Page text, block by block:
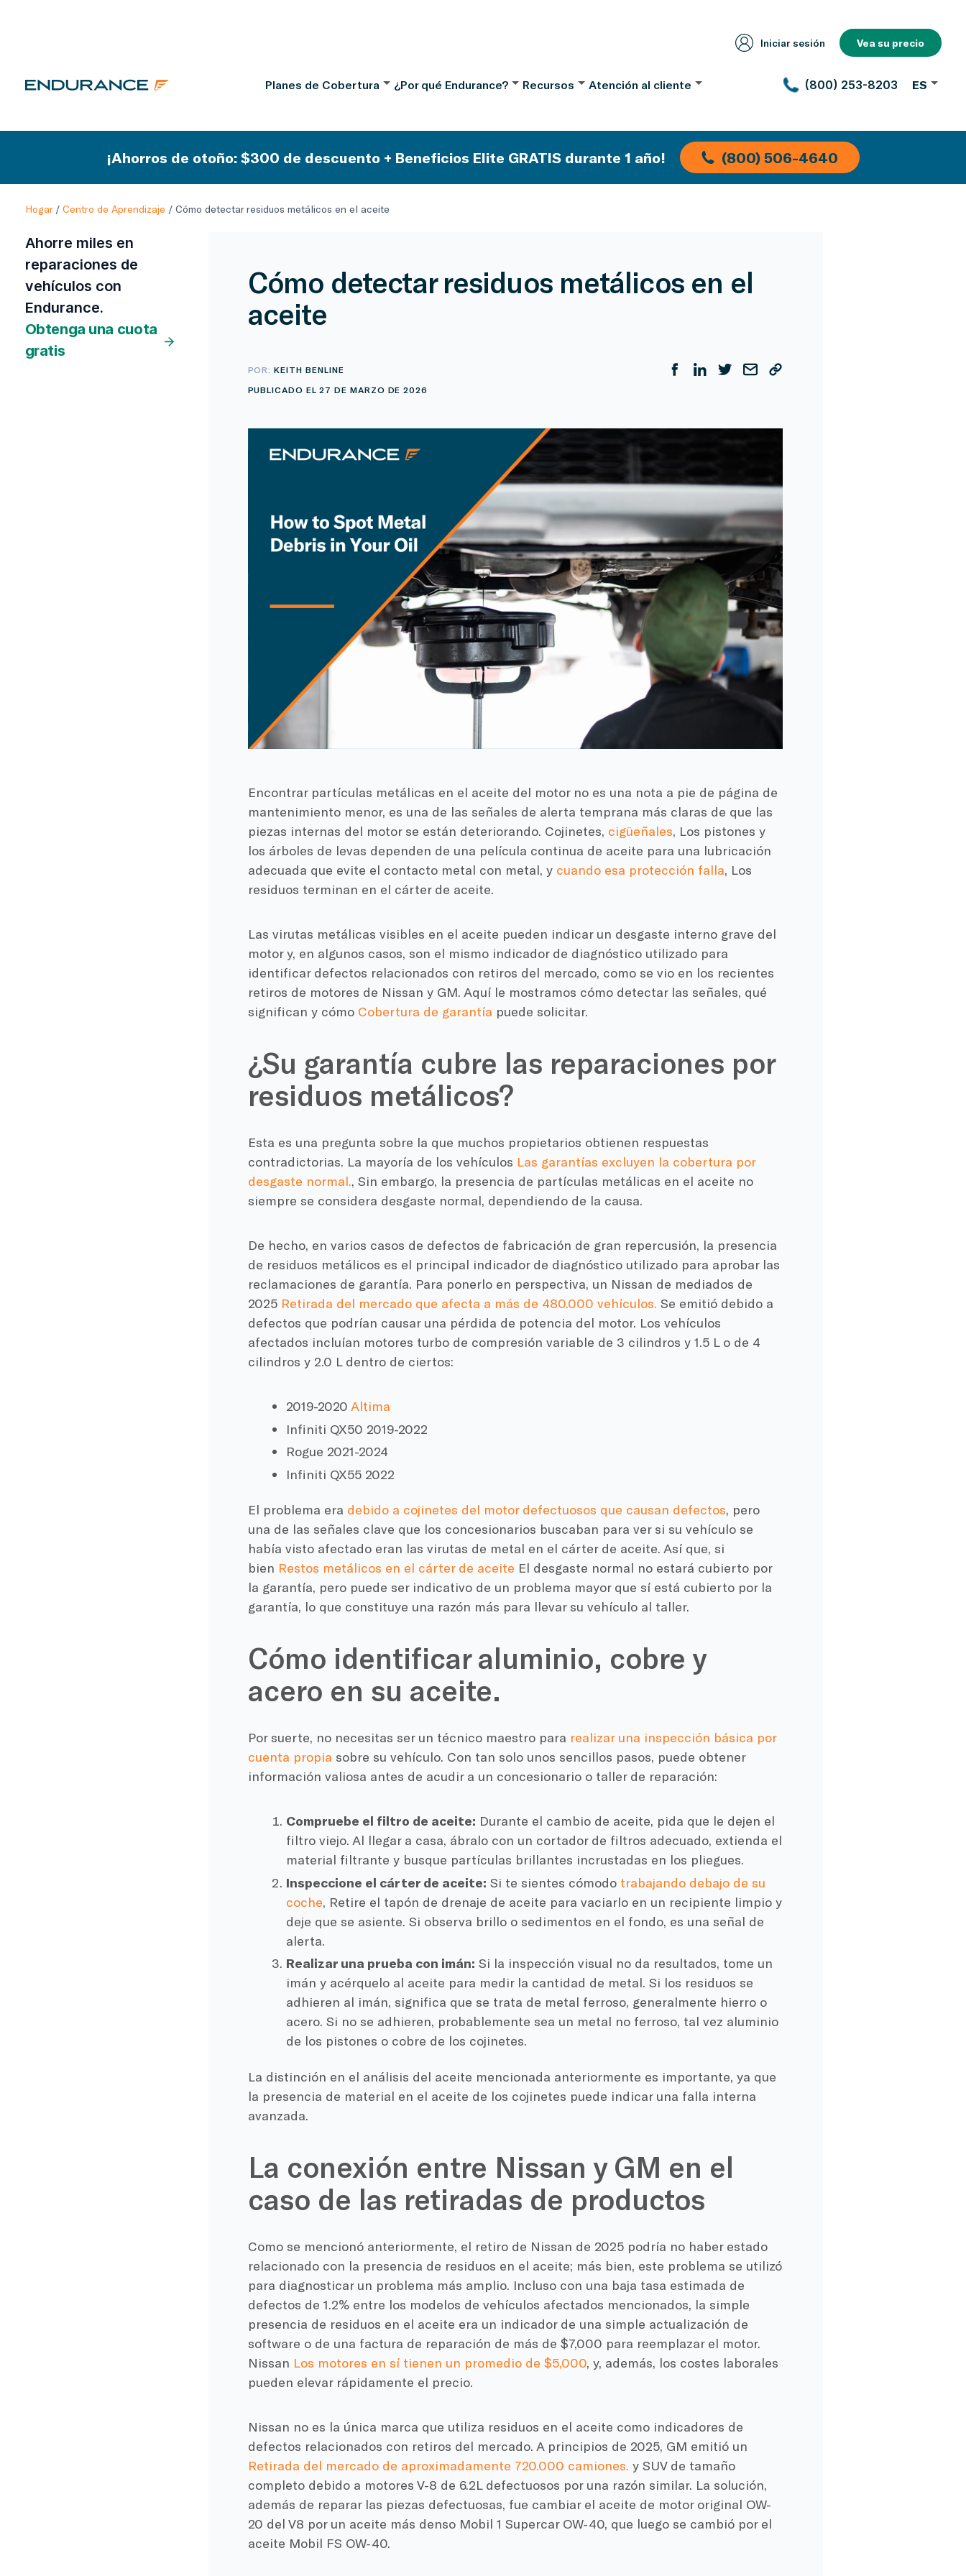
Iniciar sesión Vea su precio
Planes de Cobertura ¿Por qué Endurance? Recursos Atención al cliente (800) 253-8203 ES
¡Ahorros de otoño: $300 de descuento + Beneficios Elite GRATIS durante 1 año! (800) 506-4640
Hogar/ Centro de Aprendizaje / Cómo detectar residuos metálicos en el aceite
Ahorre miles en
reparaciones de
vehículos con
Endurance.
Obtenga una cuota
gratis
Cómo detectar residuos metálicos en el
aceite
POR:KEITH BENLINE
PUBLICADO EL 27 DE MARZO DE 2026
Encontrar partículas metálicas en el aceite del motor no es una nota a pie de página de
mantenimiento menor, es una de las señales de alerta temprana más claras de que las
piezas internas del motor se están deteriorando. Cojinetes, cigüeñales, Los pistones y
los árboles de levas dependen de una película continua de aceite para una lubricación
adecuada que evite el contacto metal con metal, y cuando esa protección falla, Los
residuos terminan en el cárter de aceite.
Las virutas metálicas visibles en el aceite pueden indicar un desgaste interno grave del
motor y, en algunos casos, son el mismo indicador de diagnóstico utilizado para
identificar defectos relacionados con retiros del mercado, como se vio en los recientes
retiros de motores de Nissan y GM. Aquí le mostramos cómo detectar las señales, qué
significan y cómo Cobertura de garantía puede solicitar.
¿Su garantía cubre las reparaciones por
residuos metálicos?
Esta es una pregunta sobre la que muchos propietarios obtienen respuestas
contradictorias. La mayoría de los vehículos Las garantías excluyen la cobertura por
desgaste normal., Sin embargo, la presencia de partículas metálicas en el aceite no
siempre se considera desgaste normal, dependiendo de la causa.
De hecho, en varios casos de defectos de fabricación de gran repercusión, la presencia
de residuos metálicos es el principal indicador de diagnóstico utilizado para aprobar las
reclamaciones de garantía. Para ponerlo en perspectiva, un Nissan de mediados de
2025 Retirada del mercado que afecta a más de 480.000 vehículos. Se emitió debido a
defectos que podrían causar una pérdida de potencia del motor. Los vehículos
afectados incluían motores turbo de compresión variable de 3 cilindros y 1.5 L o de 4
cilindros y 2.0 L dentro de ciertos:
2019-2020 Altima
Infiniti QX50 2019-2022
Rogue 2021-2024
Infiniti QX55 2022
El problema era debido a cojinetes del motor defectuosos que causan defectos, pero
una de las señales clave que los concesionarios buscaban para ver si su vehículo se
había visto afectado eran las virutas de metal en el cárter de aceite. Así que, si
bien Restos metálicos en el cárter de aceite El desgaste normal no estará cubierto por
la garantía, pero puede ser indicativo de un problema mayor que sí está cubierto por la
garantía, lo que constituye una razón más para llevar su vehículo al taller.
Cómo identificar aluminio, cobre y
acero en su aceite.
Por suerte, no necesitas ser un técnico maestro para realizar una inspección básica por
cuenta propia sobre su vehículo. Con tan solo unos sencillos pasos, puede obtener
información valiosa antes de acudir a un concesionario o taller de reparación:
Compruebe el filtro de aceite: Durante el cambio de aceite, pida que le dejen el
filtro viejo. Al llegar a casa, ábralo con un cortador de filtros adecuado, extienda el
material filtrante y busque partículas brillantes incrustadas en los pliegues.
Inspeccione el cárter de aceite: Si te sientes cómodo trabajando debajo de su
coche, Retire el tapón de drenaje de aceite para vaciarlo en un recipiente limpio y
deje que se asiente. Si observa brillo o sedimentos en el fondo, es una señal de
alerta.
Realizar una prueba con imán: Si la inspección visual no da resultados, tome un
imán y acérquelo al aceite para medir la cantidad de metal. Si los residuos se
adhieren al imán, significa que se trata de metal ferroso, generalmente hierro o
acero. Si no se adhieren, probablemente sea un metal no ferroso, tal vez aluminio
de los pistones o cobre de los cojinetes.
La distinción en el análisis del aceite mencionada anteriormente es importante, ya que
la presencia de material en el aceite de los cojinetes puede indicar una falla interna
avanzada.
La conexión entre Nissan y GM en el
caso de las retiradas de productos
Como se mencionó anteriormente, el retiro de Nissan de 2025 podría no haber estado
relacionado con la presencia de residuos en el aceite; más bien, este problema se utilizó
para diagnosticar un problema más amplio. Incluso con una baja tasa estimada de
defectos de 1.2% entre los modelos de vehículos afectados mencionados, la simple
presencia de residuos en el aceite era un indicador de una simple actualización de
software o de una factura de reparación de más de $7,000 para reemplazar el motor.
Nissan Los motores en sí tienen un promedio de $5,000, y, además, los costes laborales
pueden elevar rápidamente el precio.
Nissan no es la única marca que utiliza residuos en el aceite como indicadores de
defectos relacionados con retiros del mercado. A principios de 2025, GM emitió un
Retirada del mercado de aproximadamente 720.000 camiones. y SUV de tamaño
completo debido a motores V-8 de 6.2L defectuosos por una razón similar. La solución,
además de reparar las piezas defectuosas, fue cambiar el aceite de motor original OW-
20 del V8 por un aceite más denso Mobil 1 Supercar OW-40, que luego se cambió por el
aceite Mobil FS OW-40.